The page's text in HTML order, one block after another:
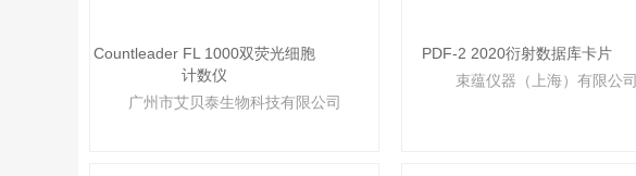
Countleader FL 1000双荧光细胞
计数仪
广州市艾贝泰生物科技有限公司
PDF-2 2020衍射数据库卡片
束蕴仪器（上海）有限公司